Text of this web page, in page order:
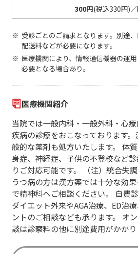
300円(税込330円)
受診ごとのご請求となります。別途
配送料などが必要になります。
医療機関により、情報通信機器の運
必要となる場合あり。
医療機関紹介
当院では一般内科・一般外科・心
疾病の診療をおこなっております
般的な薬剤も処方いたします。 体
身症、神経症、子供の不登校など
りご対応可能です。 （注）統合失
うつ病の方は漢方薬では十分な効
で精神科へご相談ください。 自費
ダイエット外来やAGA治療、ED治
ントのご相談なども承ります。 オ
談は診察料の他に別途費用がかかり